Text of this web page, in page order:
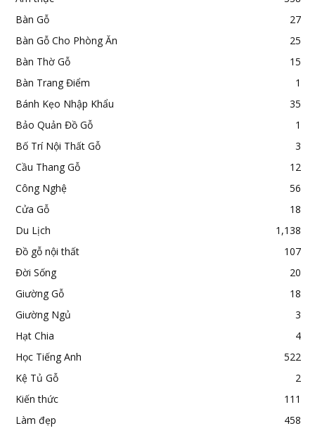
Bàn Gỗ
27
Bàn Gỗ Cho Phòng Ăn
25
Bàn Thờ Gỗ
15
Bàn Trang Điểm
1
Bánh Kẹo Nhập Khẩu
35
Bảo Quản Đồ Gỗ
1
Bố Trí Nội Thất Gỗ
3
Cầu Thang Gỗ
12
Công Nghệ
56
Cửa Gỗ
18
Du Lịch
1,138
Đồ gỗ nội thất
107
Đời Sống
20
Giường Gỗ
18
Giường Ngủ
3
Hạt Chia
4
Học Tiếng Anh
522
Kệ Tủ Gỗ
2
Kiến thức
111
Làm đẹp
458